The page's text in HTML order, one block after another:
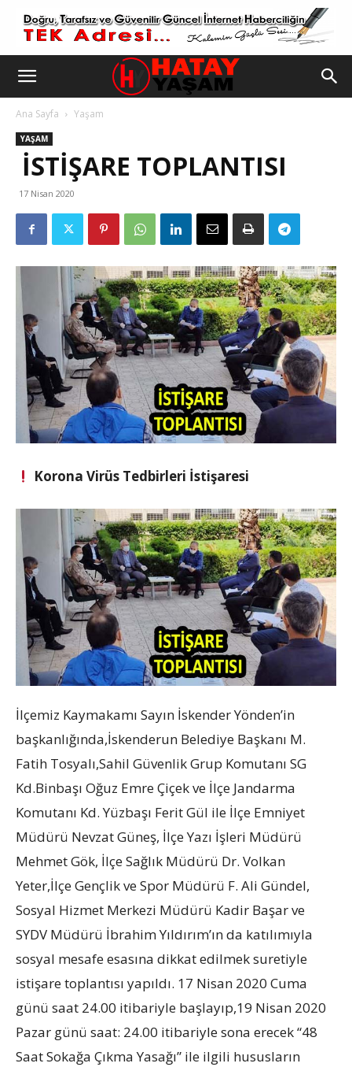
Ana Sayfa Yaşam
YAŞAM
İSTİŞARE TOPLANTISI
17 Nisan 2020
Korona Virüs Tedbirleri İstişaresi
İlçemiz Kaymakamı Sayın İskender Yönden’in
başkanlığında,İskenderun Belediye Başkanı M.
Fatih Tosyalı,Sahil Güvenlik Grup Komutanı SG
Kd.Binbaşı Oğuz Emre Çiçek ve İlçe Jandarma
Komutanı Kd. Yüzbaşı Ferit Gül ile İlçe Emniyet
Müdürü Nevzat Güneş, İlçe Yazı İşleri Müdürü
Mehmet Gök, İlçe Sağlık Müdürü Dr. Volkan
Yeter,İlçe Gençlik ve Spor Müdürü F. Ali Gündel,
Sosyal Hizmet Merkezi Müdürü Kadir Başar ve
SYDV Müdürü İbrahim Yıldırım’ın da katılımıyla
sosyal mesafe esasına dikkat edilmek suretiyle
istişare toplantısı yapıldı. 17 Nisan 2020 Cuma
günü saat 24.00 itibariyle başlayıp,19 Nisan 2020
Pazar günü saat: 24.00 itibariyle sona erecek “48
Saat Sokağa Çıkma Yasağı” ile ilgili hususların